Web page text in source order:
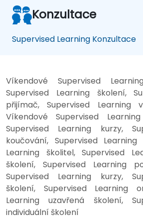
Konzultace
Supervised Learning Konzultace
Víkendové Supervised
Supervised Learning školení,
přijímač, Supervised Learning
Víkendové Supervised
Supervised Learning kurzy,
koučování, Supervised
Learning školitel, Supervised
školení, Supervised Learning
Supervised Learning kurzy,
školení, Supervised Learning
Learning uzavřená školení,
individuální školení